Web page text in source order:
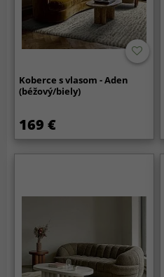
Koberce s vlasom - Aden
(béžový/biely)
169 €